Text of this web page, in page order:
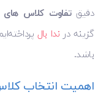
دقیقتفاوت کلاس های
گزینه در ندا بال
باشد.
اهمیت انتخاب